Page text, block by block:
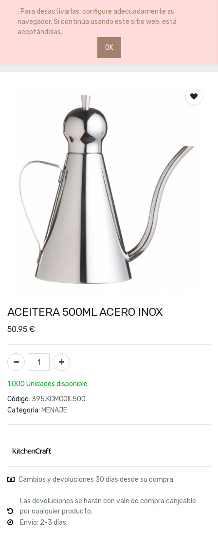
. Para desactivarlas, configure adecuadamente su
navegador. Si continúa usando este sitio web, está
aceptándolas.
OK
0 0
ACEITERA 500ML ACERO INOX
ACEITERA 500ML ACERO INOX
50,95 €
1,000 Unidades disponible
Código: 395.KCMCOIL500
Categoria: MENAJE
Cambios y devoluciones 30 días desde su compra.
Las devoluciones se harán con vale de compra canjeable
por cualquier producto.
Envío: 2-3 días.